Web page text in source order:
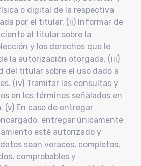
o digital de la respectiva
por el titular. (ii) Informar de
al titular sobre la
y los derechos que le
la autorización otorgada. (iii)
del titular sobre el uso dado a
(iv) Tramitar las consultas y
en los términos señalados en
(v) En caso de entregar
entregar únicamente
esté autorizado y
sean veraces, completos,
comprobables y